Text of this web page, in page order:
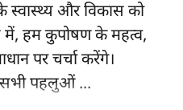
और विकास को
में, हम कुपोषण के महत्व,
पर चर्चा करेंगे।
सभी पहलुओं ...